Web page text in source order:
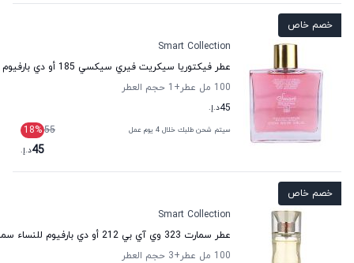
خصم خاص
Smart Collection
عطر فيكتوريا سيكريت فيري سيكسي 185 أو دي بارفيوم للنساء سمارت كولكشن
100 مل عطر
+1
حجم العطر
45د.إ.
سيتم شحن طلبك خلال 4 يوم عمل 55
18%
45د.إ.
خصم خاص
Smart Collection
عطر سمارت 323 وي آي بي 212 أو دي بارفيوم للنساء سمارت كولكشن
100 مل عطر
+3
حجم العطر